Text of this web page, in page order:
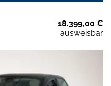
18.399,00 €
ausweisbar